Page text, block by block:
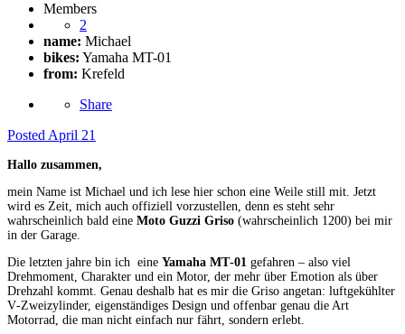
Members
2
name: Michael
bikes: Yamaha MT-01
from: Krefeld
Share
Posted April 21
Hallo zusammen,
mein Name ist Michael und ich lese hier schon eine Weile still mit. Jetzt
wird es Zeit, mich auch offiziell vorzustellen, denn es steht sehr
wahrscheinlich bald eine Moto Guzzi Griso (wahrscheinlich 1200) bei mir
in der Garage.
Die letzten jahre bin ich eine Yamaha MT‑01 gefahren – also viel
Drehmoment, Charakter und ein Motor, der mehr über Emotion als über
Drehzahl kommt. Genau deshalb hat es mir die Griso angetan: luftgekühlter
V‑Zweizylinder, eigenständiges Design und offenbar genau die Art
Motorrad, die man nicht einfach nur fährt, sondern erlebt.